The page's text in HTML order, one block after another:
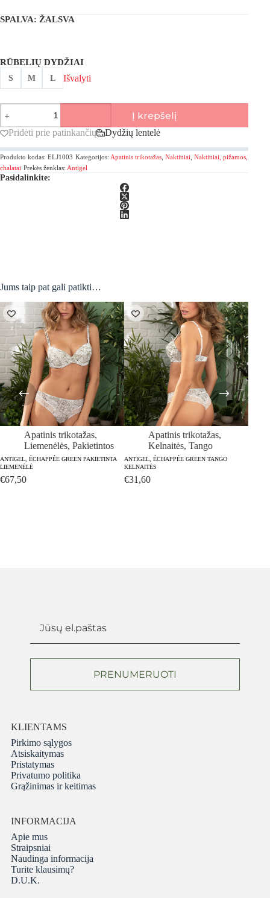
SPALVA: ŽALSVA
RŪBELIŲ DYDŽIAI
S M L Išvalyti
produkto
kiekis:
Antigel,
Échappée
Green
naktiniai
plonomis
petnešėlėmis
Į krepšelį
Pridėti prie patinkančių Dydžių lentelė
Produkto kodas: ELJ1003 Kategorijos: Apatinis trikotažas Naktiniai Naktiniai, pižamos,
chalatai Prekės ženklas: Antigel
Pasidalinkite:
Jums taip pat gali patikti…
Apatinis trikotažas,
Liemenėlės, Pakietintos
ANTIGEL, ÉCHAPPÉE GREEN PAKIETINTA
LIEMENĖLĖ
€67,50
Apatinis trikotažas,
Kelnaitės,Tango
ANTIGEL, ÉCHAPPÉE GREEN TANGO
KELNAITĖS
€31,60
PRENUMERUOTI
KLIENTAMS
Pirkimo sąlygos
Atsiskaitymas
Pristatymas
Privatumo politika
Grąžinimas ir keitimas
INFORMACIJA
Apie mus
Straipsniai
Naudinga informacija
Turite klausimų?
D.U.K.